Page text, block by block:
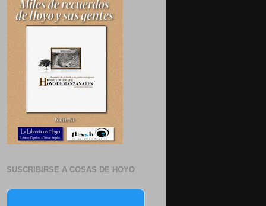
SUSCRIBIRSE A COSAS DE HOYO